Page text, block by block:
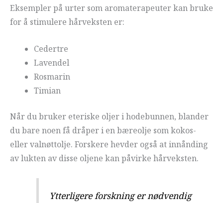
Eksempler på urter som aromaterapeuter kan bruke
for å stimulere hårveksten er:
Cedertre
Lavendel
Rosmarin
Timian
Når du bruker eteriske oljer i hodebunnen, blander
du bare noen få dråper i en bæreolje som kokos-
eller valnøttolje. Forskere hevder også at innånding
av lukten av disse oljene kan påvirke hårveksten.
Ytterligere forskning er nødvendig